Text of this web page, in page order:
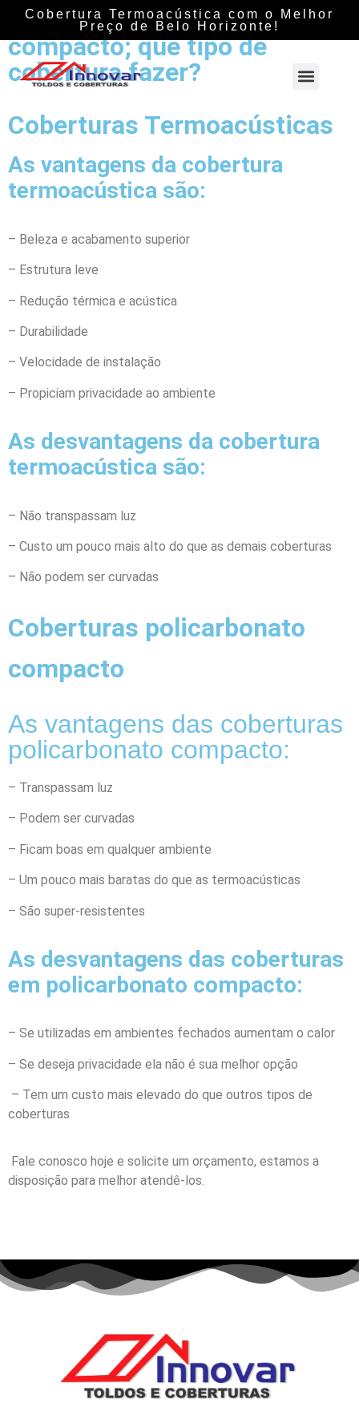
Cobertura Termoacústica com o Melhor
Preço de Belo Horizonte!
cobertura policarbonato
compacto; que tipo de
cobertura fazer?
Coberturas Termoacústicas
As vantagens da cobertura
termoacústica são:
– Beleza e acabamento superior
– Estrutura leve
– Redução térmica e acústica
– Durabilidade
– Velocidade de instalação
– Propiciam privacidade ao ambiente
As desvantagens da cobertura
termoacústica são:
– Não transpassam luz
– Custo um pouco mais alto do que as demais coberturas
– Não podem ser curvadas
Coberturas policarbonato
compacto
As vantagens das coberturas
policarbonato compacto:
– Transpassam luz
– Podem ser curvadas
– Ficam boas em qualquer ambiente
– Um pouco mais baratas do que as termoacústicas
– São super-resistentes
As desvantagens das coberturas
em policarbonato compacto:
– Se utilizadas em ambientes fechados aumentam o calor
– Se deseja privacidade ela não é sua melhor opção
– Tem um custo mais elevado do que outros tipos de
coberturas
Fale conosco hoje e solicite um orçamento, estamos a
disposição para melhor atendê-los.